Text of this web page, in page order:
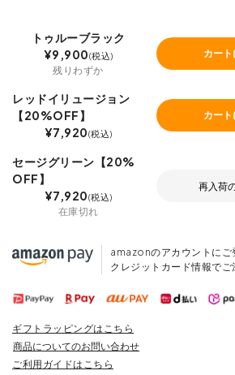
トゥルーブラック
¥9,900 税込
残りわずか
カー
レッドイリュージョン
【20%OFF】
¥7,920 税込
カー
セージグリーン【20%
OFF】
¥7,920 税込
在庫切れ
再入荷
amazonのアカウントにご
クレジットカード情報でご
ギフトラッピングはこちら
商品についてのお問い合わせ
ご利用ガイドはこちら